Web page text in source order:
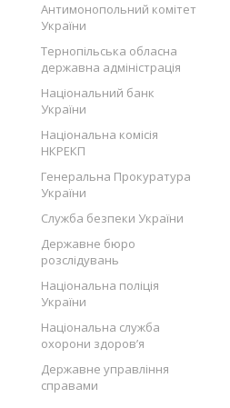
Антимонопольний комітет
України
Тернопільська обласна
державна адміністрація
Національний банк
України
Національна комісія
НКРЕКП
Генеральна Прокуратура
України
Служба безпеки України
Державне бюро
розслідувань
Національна поліція
України
Національна служба
охорони здоров’я
Державне управління
справами